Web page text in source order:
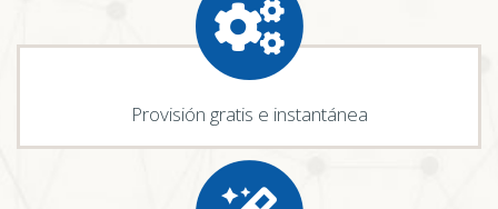
Provisión gratis e instantánea